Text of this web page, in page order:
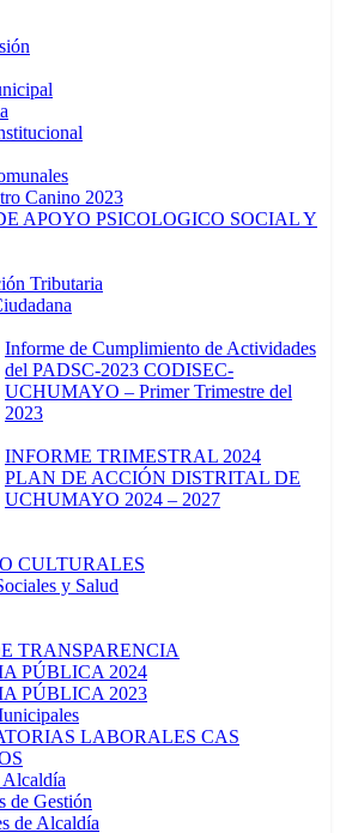
Canino 2023
APOYO PSICOLOGICO SOCIAL Y
Tributaria
Informe de Cumplimiento de Actividades
del PADSC-2023 CODISEC-
UCHUMAYO – Primer Trimestre del
2023
INFORME TRIMESTRAL 2024
PLAN DE ACCIÓN DISTRITAL DE
UCHUMAYO 2024 – 2027
CULTURALES
y Salud
TRANSPARENCIA
PÚBLICA 2024
PÚBLICA 2023
LABORALES CAS
Alcaldía
de Gestión
de Alcaldía